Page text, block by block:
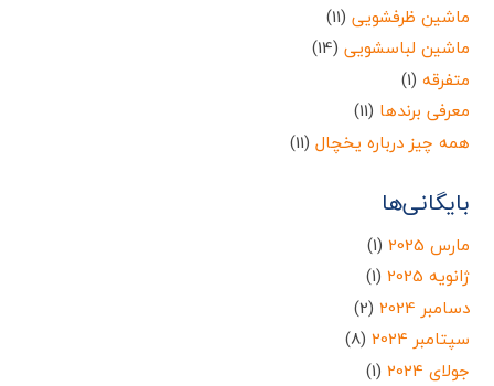
ماشین ظرفشویی (11)
ماشین لباسشویی (14)
متفرقه (1)
معرفی برندها (11)
همه چیز درباره یخچال (11)
بایگانی‌ها
مارس 2025
(1)
ژانویه 2025
(1)
دسامبر 2024
(2)
سپتامبر 2024
(8)
جولای 2024
(1)